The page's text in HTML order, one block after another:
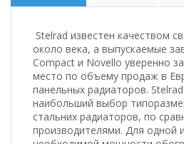
Stelrad известен качеством
около века, а выпускаемые
Compact и Novello уверенно
место по объему продаж в
панельных радиаторов.
наибольший выбор
стальних радиаторов, по
производителями. Для одной